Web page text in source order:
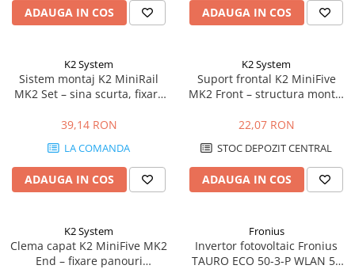
ADAUGA IN COS ADAUGA IN COS
K2 System
Sistem montaj K2 MiniRail
MK2 Set – sina scurta, fixare
panouri
39,14 RON
LA COMANDA
ADAUGA IN COS
K2 System
Suport frontal K2 MiniFive
MK2 Front – structura montaj
22,07 RON
STOC DEPOZIT CENTRAL
ADAUGA IN COS
K2 System
Clema capat K2 MiniFive MK2
End – fixare panouri
Fronius
Invertor fotovoltaic Fronius
TAURO ECO 50-3-P WLAN 50